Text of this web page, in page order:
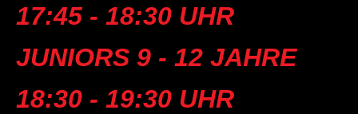
17:45 - 18:30 UHR
JUNIORS 9 - 12 JAHRE
18:30 - 19:30 UHR